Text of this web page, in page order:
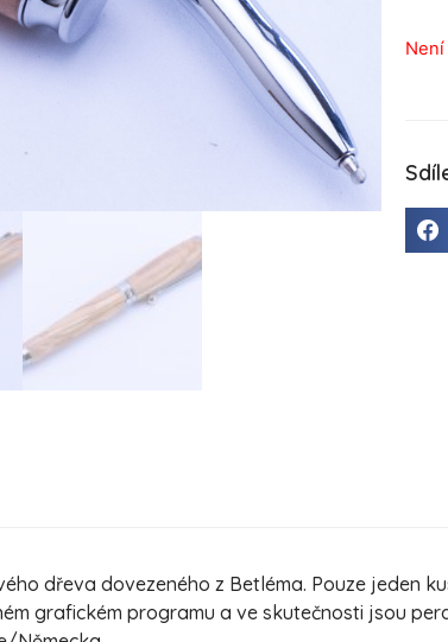
Není
dřeva dovezeného z Betléma. Pouze jeden
grafickém programu a ve skutečnosti jsou